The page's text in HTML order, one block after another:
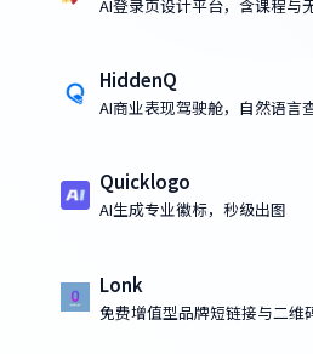
AI登录页设计平台，含课程与
HiddenQ
AI商业表现驾驶舱，自然语言
Quicklogo
AI生成专业徽标，秒级出图
Lonk
免费增值型品牌短链接与二维